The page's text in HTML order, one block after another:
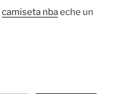
camiseta nbaeche un